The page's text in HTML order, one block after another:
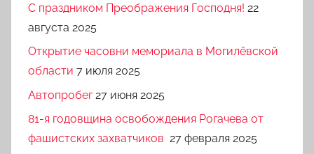
C праздником Преображения Господня! 22
августа 2025
Открытие часовни мемориала в Могилёвской
области 7 июля 2025
Автопробег 27 июня 2025
81-я годовщина освобождения Рогачева от
фашистских захватчиков 27 февраля 2025